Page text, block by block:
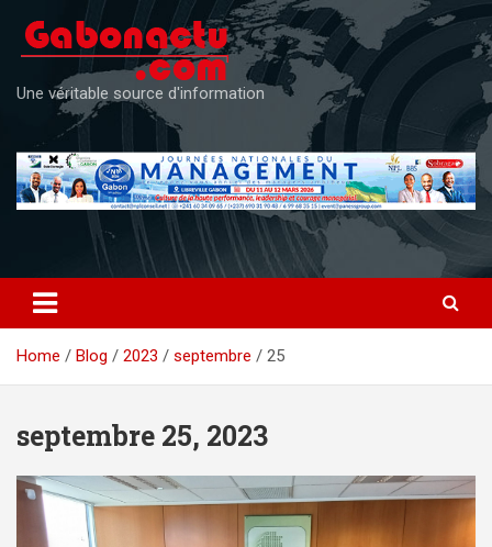
content
Une véritable source d'information
Home Blog 2023 septembre 25
septembre 25, 2023